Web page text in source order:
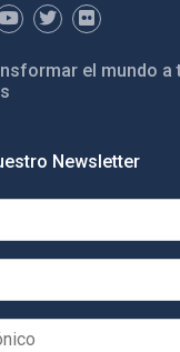
el mundo a
Newsletter